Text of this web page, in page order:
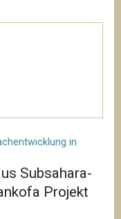
in
Subsahara-
Projekt